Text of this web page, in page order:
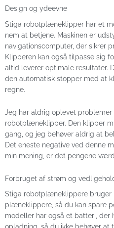
Design og ydeevne
Stiga robotplæneklipper har et
nem at betjene. Maskinen er
navigationscomputer, der
Klipperen kan også tilpasse sig
altid leverer optimale resultater.
den automatisk stopper med at
regne.
Jeg har aldrig oplevet problemer
robotplæneklipper. Den klipper
gang, og jeg behøver aldrig at
Det eneste negative ved denne
min mening, er det pengene
Forbruget af strøm og
Stiga robotplæneklippere bruger
plæneklippere, så du kan spare
modeller har også et batteri, der